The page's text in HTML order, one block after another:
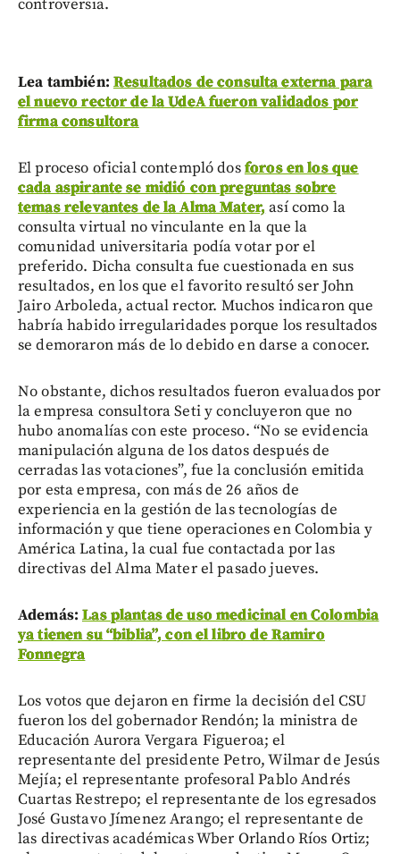
controversia.
Lea también: Resultados de consulta externa para
el nuevo rector de la UdeA fueron validados por
firma consultora
El proceso oficial contempló dosforos en los que
cada aspirante se midió con preguntas sobre
temas relevantes de la Alma Mater, así como la
consulta virtual no vinculante en la que la
comunidad universitaria podía votar por el
preferido. Dicha consulta fue cuestionada en sus
resultados, en los que el favorito resultó ser John
Jairo Arboleda, actual rector. Muchos indicaron que
habría habido irregularidades porque los resultados
se demoraron más de lo debido en darse a conocer.
No obstante, dichos resultados fueron evaluados por
la empresa consultora Seti y concluyeron que no
hubo anomalías con este proceso. “No se evidencia
manipulación alguna de los datos después de
cerradas las votaciones”, fue la conclusión emitida
por esta empresa, con más de 26 años de
experiencia en la gestión de las tecnologías de
información y que tiene operaciones en Colombia y
América Latina, la cual fue contactada por las
directivas del Alma Mater el pasado jueves.
Además:Las plantas de uso medicinal en Colombia
ya tienen su “biblia”, con el libro de Ramiro
Fonnegra
Los votos que dejaron en firme la decisión del CSU
fueron los del gobernador Rendón; la ministra de
Educación Aurora Vergara Figueroa; el
representante del presidente Petro, Wilmar de Jesús
Mejía; el representante profesoral Pablo Andrés
Cuartas Restrepo; el representante de los egresados
José Gustavo Jímenez Arango; el representante de
las directivas académicas Wber Orlando Ríos Ortiz;